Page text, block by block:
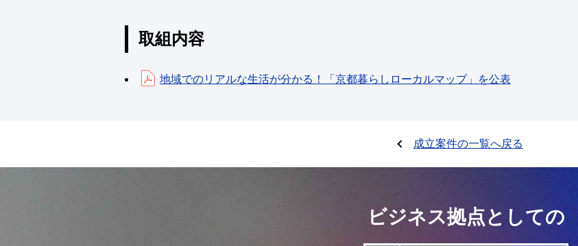
取組内容
地域でのリアルな生活が分かる！「京都暮らしローカルマップ」を公表
成立案件の一覧へ戻る
ビジネス拠点としての